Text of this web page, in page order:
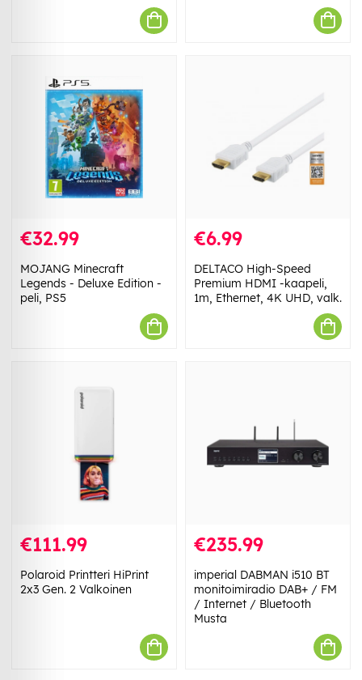
€32.99
MOJANG Minecraft
Legends - Deluxe Edition -
peli, PS5
€6.99
DELTACO High-Speed
Premium HDMI -kaapeli,
1m, Ethernet, 4K UHD, valk.
€111.99
Polaroid Printteri HiPrint
2x3 Gen. 2 Valkoinen
€235.99
imperial DABMAN i510 BT
monitoimiradio DAB+ / FM
/ Internet / Bluetooth
Musta